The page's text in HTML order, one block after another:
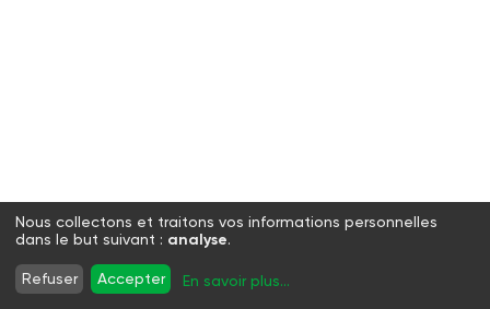
Nous collectons et traitons vos informations personnelles
dans le but suivant : analyse.
Refuser Accepter En savoir plus...